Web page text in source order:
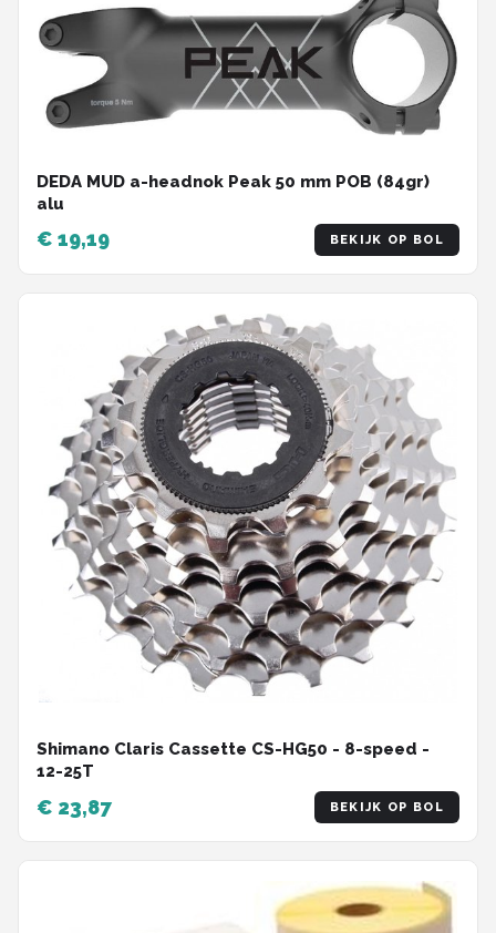
DEDA MUD a-headnok Peak 50 mm POB (84gr)
alu
€ 19,19 BEKIJK OP BOL
Shimano Claris Cassette CS-HG50 - 8-speed -
12-25T
€ 23,87 BEKIJK OP BOL